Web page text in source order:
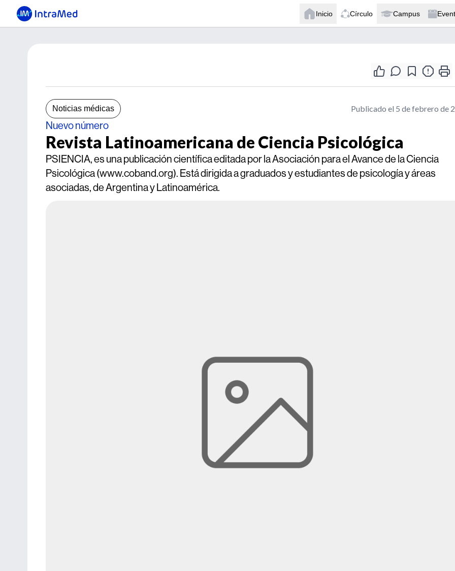
Inicio Círculo Campus
Noticias médicas Publicado el 5 de febrero de
Nuevo número
Revista Latinoamericana de Ciencia Psicológica
PSIENCIA, es una publicación científica editada por la Asociación para el Avance de la Ciencia
Psicológica (www.coband.org). Está dirigida a graduados y estudiantes de psicología y áreas
asociadas, de Argentina y Latinoamérica.